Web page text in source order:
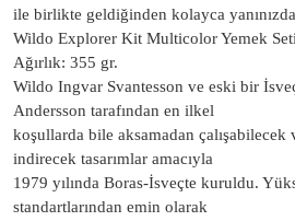
ile birlikte geldiğinden kolayca
Wildo Explorer Kit Multicolor Yemek
Ağırlık: 355 gr.
Wildo Ingvar Svantesson ve eski bir
Andersson tarafından en ilkel
koşullarda bile aksamadan çalışabilecek
indirecek tasarımlar amacıyla
1979 yılında Boras-İsveçte kuruldu.
standartlarından emin olarak